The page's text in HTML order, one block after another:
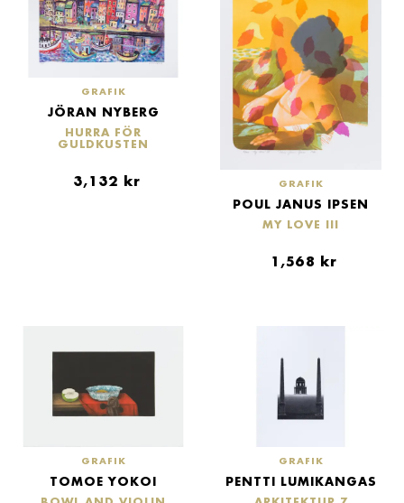
GRAFIK
JÖRAN NYBERG
HURRA FÖR
GULDKUSTEN
3,132 kr GRAFIK
POUL JANUS IPSEN
MY LOVE III
1,568 kr
GRAFIK
TOMOE YOKOI
GRAFIK
PENTTI LUMIKANGAS